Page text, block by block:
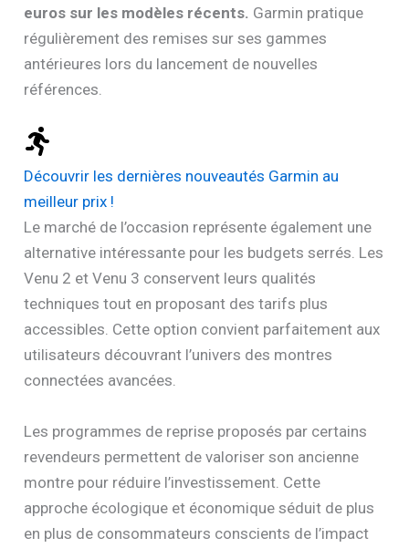
euros sur les modèles récents. Garmin pratique
régulièrement des remises sur ses gammes
antérieures lors du lancement de nouvelles
références.
Découvrir les dernières nouveautés Garmin au
meilleur prix !
Le marché de l’occasion représente également une
alternative intéressante pour les budgets serrés. Les
Venu 2 et Venu 3 conservent leurs qualités
techniques tout en proposant des tarifs plus
accessibles. Cette option convient parfaitement aux
utilisateurs découvrant l’univers des montres
connectées avancées.
Les programmes de reprise proposés par certains
revendeurs permettent de valoriser son ancienne
montre pour réduire l’investissement. Cette
approche écologique et économique séduit de plus
en plus de consommateurs conscients de l’impact